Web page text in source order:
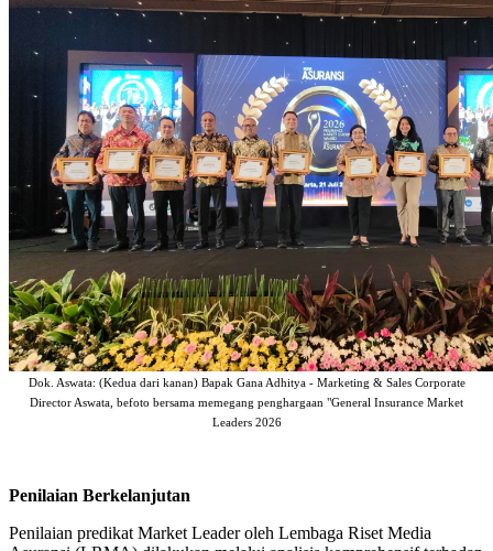
Dok. Aswata: (Kedua dari kanan) Bapak Gana Adhitya - Marketing & Sales Corporate
Director Aswata, befoto bersama memegang penghargaan "General Insurance Market
Leaders 2026
Penilaian Berkelanjutan
Penilaian predikat Market Leader oleh Lembaga Riset Media